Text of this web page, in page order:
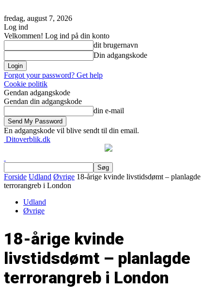
fredag, august 7, 2026
Log ind
Velkommen! Log ind på din konto
dit brugernavn
Din adgangskode
Forgot your password? Get help
Cookie politik
Gendan adgangskode
Gendan din adgangskode
din e-mail
En adgangskode vil blive sendt til din email.
Ditoverblik.dk
Forside Udland Øvrige 18-årige kvinde livstidsdømt – planlagde
terrorangreb i London
Udland
Øvrige
18-årige kvinde
livstidsdømt – planlagde
terrorangreb i London